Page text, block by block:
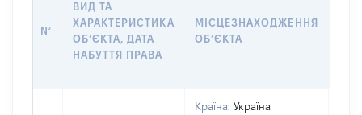
№
ВИД ТА
ХАРАКТЕРИСТИКА
ОБʼЄКТА, ДАТА
НАБУТТЯ ПРАВА
МІСЦЕЗНАХОДЖЕННЯ
ОБʼЄКТА
Країна: Україна